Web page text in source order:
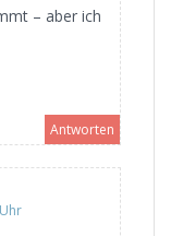
– aber ich
Antworten